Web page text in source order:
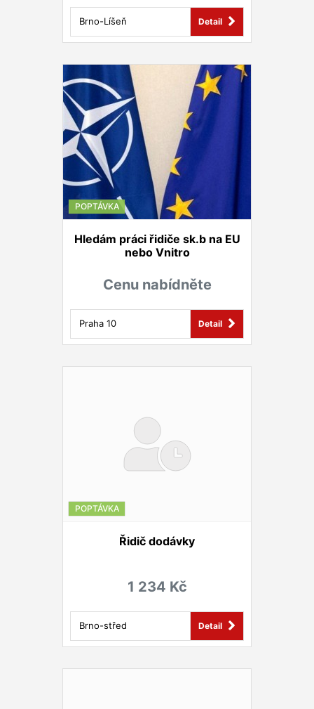
Brno-Líšeň Detail
POPTÁVKA
Hledám práci řidiče sk.b na EU
nebo Vnitro
Cenu nabídněte
Praha 10 Detail
POPTÁVKA
Řidič dodávky
1 234 Kč
Brno-střed Detail